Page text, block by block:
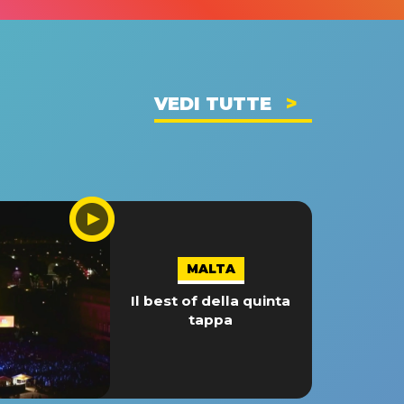
VEDI TUTTE
MALTA
Il best of della quinta
tappa